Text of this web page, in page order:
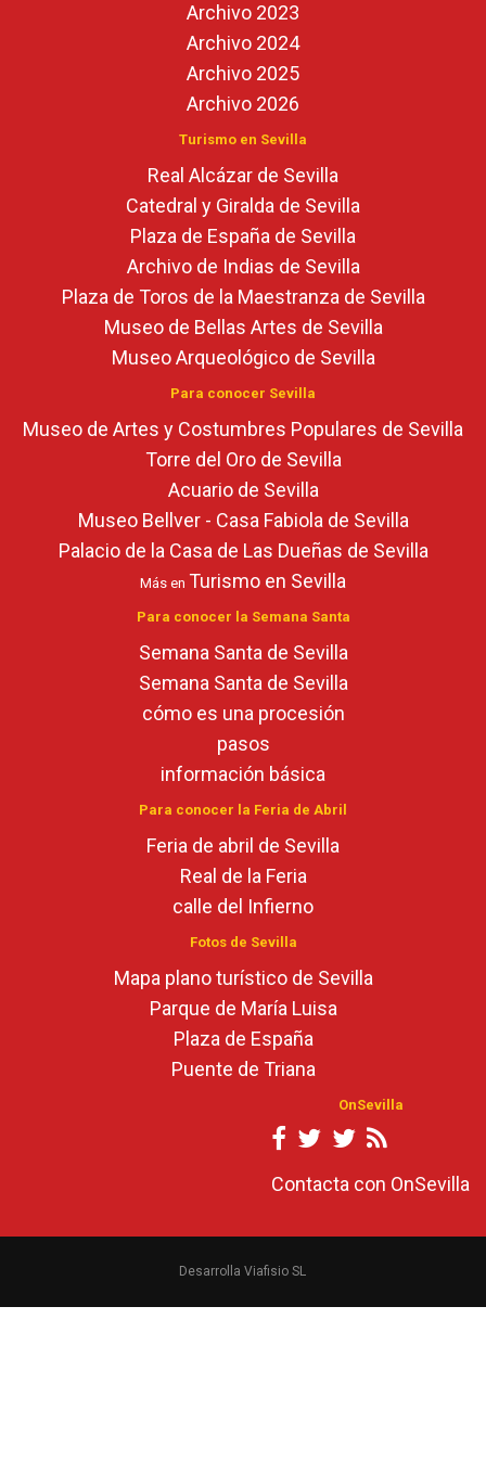
Archivo 2023
Archivo 2024
Archivo 2025
Archivo 2026
Turismo en Sevilla
Real Alcázar de Sevilla
Catedral y Giralda de Sevilla
Plaza de España de Sevilla
Archivo de Indias de Sevilla
Plaza de Toros de la Maestranza de Sevilla
Museo de Bellas Artes de Sevilla
Museo Arqueológico de Sevilla
Para conocer Sevilla
Museo de Artes y Costumbres Populares de Sevilla
Torre del Oro de Sevilla
Acuario de Sevilla
Museo Bellver - Casa Fabiola de Sevilla
Palacio de la Casa de Las Dueñas de Sevilla
Más en Turismo en Sevilla
Para conocer la Semana Santa
Semana Santa de Sevilla
Semana Santa de Sevilla
cómo es una procesión
pasos
información básica
Para conocer la Feria de Abril
Feria de abril de Sevilla
Real de la Feria
calle del Infierno
Fotos de Sevilla
Mapa plano turístico de Sevilla
Parque de María Luisa
Plaza de España
Puente de Triana
OnSevilla
Contacta con OnSevilla
Desarrolla Viafisio SL